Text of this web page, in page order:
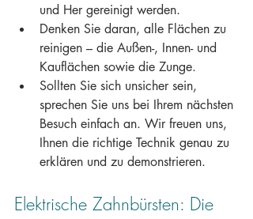
und Her gereinigt werden.
Denken Sie daran, alle Flächen zu
reinigen – die Außen-, Innen- und
Kauflächen sowie die Zunge.
Sollten Sie sich unsicher sein,
sprechen Sie uns bei Ihrem nächsten
Besuch einfach an. Wir freuen uns,
Ihnen die richtige Technik genau zu
erklären und zu demonstrieren.
Elektrische Zahnbürsten: Die